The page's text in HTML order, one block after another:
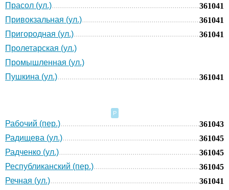
Прасол (ул.)
361041
Привокзальная (ул.)
361041
Пригородная (ул.)
361041
Пролетарская (ул.)
Промышленная (ул.)
Пушкина (ул.)
361041
Р
Рабочий (пер.)
361043
Радищева (ул.)
361045
Радченко (ул.)
361045
Республиканский (пер.)
361045
Речная (ул.)
361041